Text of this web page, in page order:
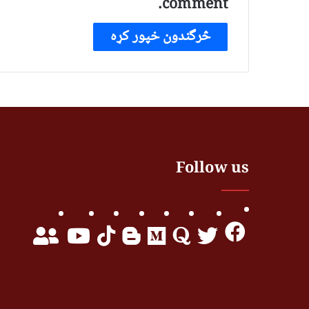
comment.
Follow us